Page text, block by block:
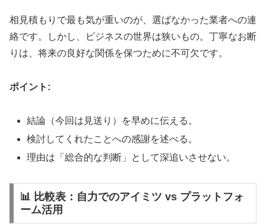
相見積もりで最も気が重いのが、選ばなかった業者への連
絡です。しかし、ビジネスの世界は狭いもの。丁寧なお断
りは、将来の良好な関係を保つために不可欠です。
ポイント:
結論（今回は見送り）を早めに伝える。
検討してくれたことへの感謝を述べる。
理由は「総合的な判断」として深追いさせない。
📊 比較表：自力でのアイミツ vs プラットフォ
ーム活用